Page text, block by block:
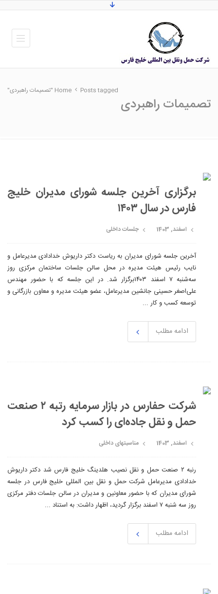
تصمیمات راهبردی
Home Posts tagged "تصمیمات راهبردی"
برگزاری آخرین جلسه شورای مدیران خلیج
فارس در سال ۱۴۰۳
اسفند, 1403 جلسات داخلی
آخرین جلسه شورای مدیران به ریاست دکتر داریوش خدادادی مدیرعامل و
نایب رئیس هیئت مدیره در محل سالن جلسات ساختمان مرکزی روز
سه‌شنبه ۷ اسفند ۱۴۰۳برگزار شد. در این جلسه که با حضور مهندس
علی‌اصغر حسینی جانشین مدیرعامل، عضو هیئت مدیره و معاون بازرگانی و
توسعه کسب و کار ...
ادامه مطلب
شرکت حفارس در بازار سرمایه رتبه ۲ صنعت
حمل و نقل جاده‌ای را کسب کرد
اسفند, 1403 مناسبتهای داخلی
رنبه ۲ صنعت حمل و نقل نصیب هلدینگ خلیج فارس شد دکتر داریوش
خدادادی مدیرعامل شرکت حمل و نقل بین المللی خلیج فارس در جلسه
شورای مدیران که با حضور معاونین و مدیران در سالن جلسات دفتر مرکزی
روز سه شنبه ۷ اسفند برگزار گردید، اظهار داشت: به استناد ...
ادامه مطلب